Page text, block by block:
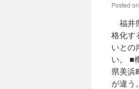
Posted on
福井
格化す
いとの
い。 ■
県美浜
が違う